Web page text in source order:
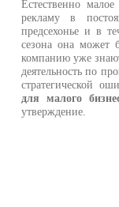
Естественно
рекламу в
предсехонье и в
сезона она может
компанию уже
деятельность по
стратегической
для малого
утверждение.